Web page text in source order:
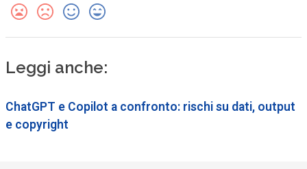
Leggi anche:
ChatGPT e Copilot a confronto: rischi su dati, output
e copyright